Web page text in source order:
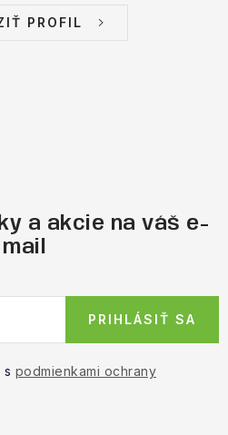
PROFIL
a akcie na váš e-
mail
s podmienkami ochrany
PRIHLÁSIŤ SA